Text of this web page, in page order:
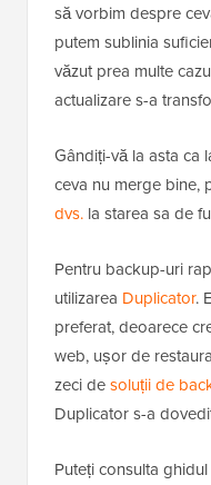
să vorbim despre
putem sublinia
văzut prea multe
actualizare s-a
Gândiți-vă la asta ca
ceva nu merge bine,
dvs. la starea sa de
Pentru backup-uri
utilizarea Duplicator.
preferat, deoarece
web, ușor de
zeci desoluții de
Duplicator s-a
Puteți consulta